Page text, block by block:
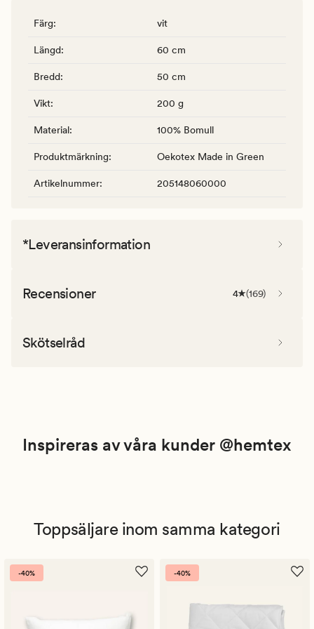
Färg: vit
Längd: 60 cm
Bredd: 50 cm
Vikt: 200 g
Material: 100% Bomull
Produktmärkning: Oekotex Made in Green
Artikelnummer: 205148060000
*Leveransinformation
Recensioner 4 (169)
Skötselråd
Inspireras av våra kunder @hemtex
Toppsäljare inom samma kategori
-40% -40%